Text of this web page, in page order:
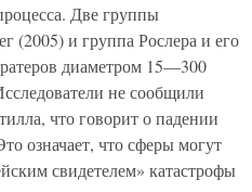
Две группы
(2005) и группа Рослера и его
диаметром 15—300
не сообщили
что говорит о падении
означает, что сферы могут
свидетелем» катастрофы